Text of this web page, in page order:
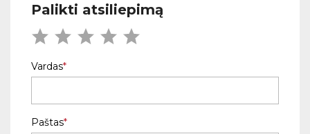
Palikti atsiliepimą
Vardas
Paštas